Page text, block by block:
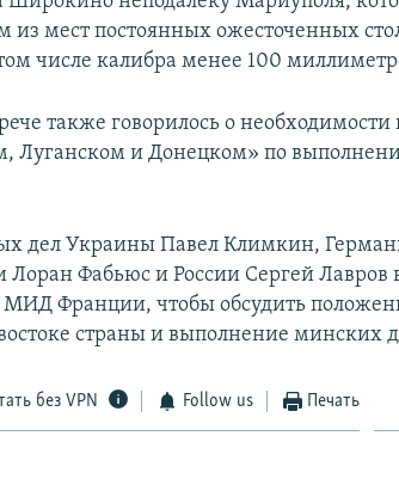
из мест постоянных ожесточенных
числе калибра менее 100
также говорилось о
Луганском и Донецком» по
дел Украины Павел Климкин,
Фабьюс и России Сергей Лавров
Франции, чтобы обсудить
страны и выполнение минских
без VPN Follow us Печать